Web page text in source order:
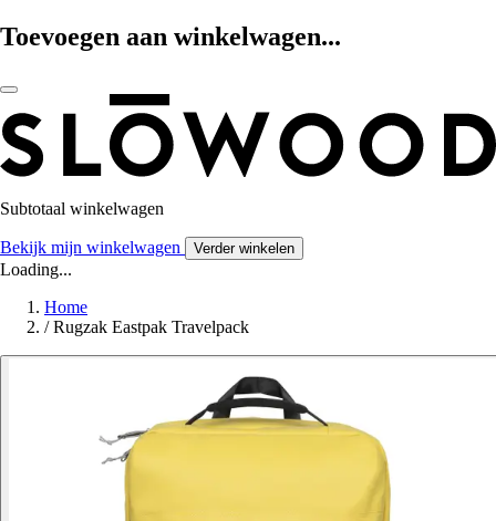
Toevoegen aan winkelwagen...
Subtotaal winkelwagen
Bekijk mijn winkelwagen Verder winkelen
Loading...
Home
/ Rugzak Eastpak Travelpack